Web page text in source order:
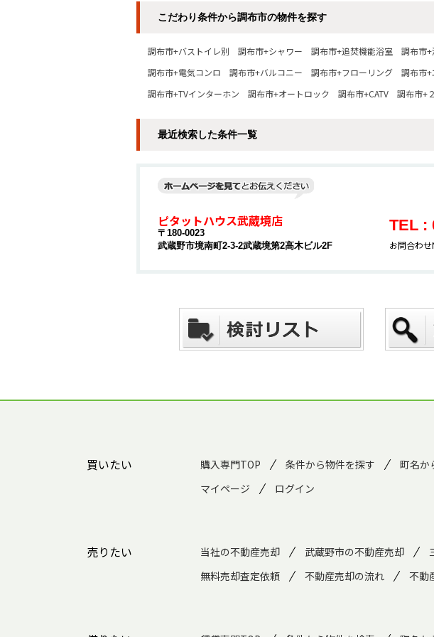
こだわり条件から調布市の物件を探す
調布市+バストイレ別 調布市+シャワー 調布市+追焚機能浴室 調布市
調布市+電気コンロ
調布市+バルコニー 調布市+フローリング 調布市+
調布市+TVインターホン
調布市+オートロック 調布市+CATV 調布市+
最近検索した条件一覧
ピタットハウス武蔵境店
〒180-0023
武蔵野市境南町2-3-2武蔵境第2高木ビル2F
TEL :
お問合わせ
買いたい 購入専門TOP 条件から物件を探す 町名か
マイページ
ログイン
売りたい 当社の不動産売却 武蔵野市の不動産売却
無料売却査定依頼
不動産売却の流れ 不動